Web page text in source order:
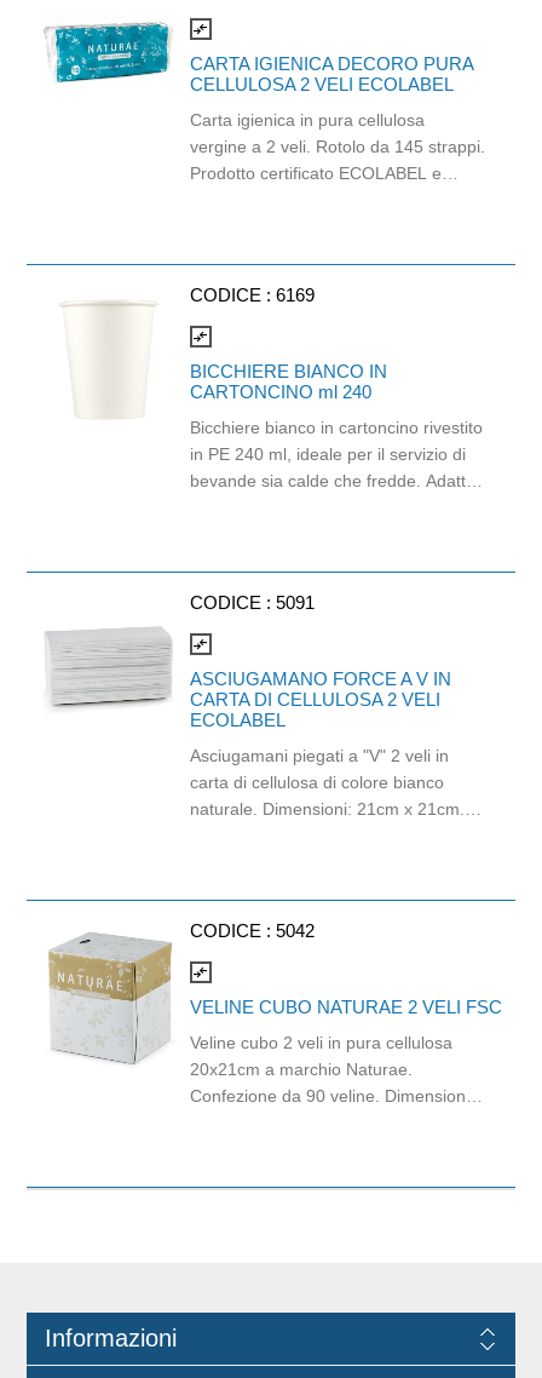
compare_arrows
CARTA IGIENICA DECORO PURA
CELLULOSA 2 VELI ECOLABEL
Carta igienica in pura cellulosa
vergine a 2 veli. Rotolo da 145 strappi.
Prodotto certificato ECOLABEL e
CODICE : 6169
compare_arrows
BICCHIERE BIANCO IN
CARTONCINO ml 240
Bicchiere bianco in cartoncino rivestito
in PE 240 ml, ideale per il servizio di
bevande sia calde che fredde. Adatto
perfetto per bar, eventi, catering,
distributori automatici e attività di
ristorazione veloce. Riciclabile nella
carta. Utilizzare con bevande a
temperatura massima 70°C per
massimo 2 ore o 90°C per massimo
15 minuti. Non utilizzare in forno
tradizionale e microonde Compatibile
CODICE : 5091
compare_arrows
ASCIUGAMANO FORCE A V IN
CARTA DI CELLULOSA 2 VELI
ECOLABEL
Asciugamani piegati a "V" 2 veli in
carta di cellulosa di colore bianco
naturale. Dimensioni: 21cm x 21cm.
CODICE : 5042
compare_arrows
VELINE CUBO NATURAE 2 VELI FSC
Veline cubo 2 veli in pura cellulosa
20x21cm a marchio Naturae.
Confezione da 90 veline. Dimensioni
Informazioni